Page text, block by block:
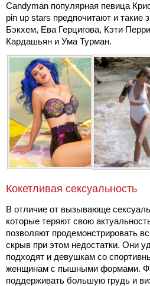
Candyman популярная певица
pin up stars предпочитают и такие
Бэкхем, Ева Герцигова, Кэти
Кардашьян и Ума Турман.
Кокетливая сексуальность
В отличие от вызывающе
которые теряют свою
позволяют продемонстрировать
скрыв при этом недостатки. Они
подходят и девушкам со
женщинам с пышными формами.
поддерживать большую грудь и